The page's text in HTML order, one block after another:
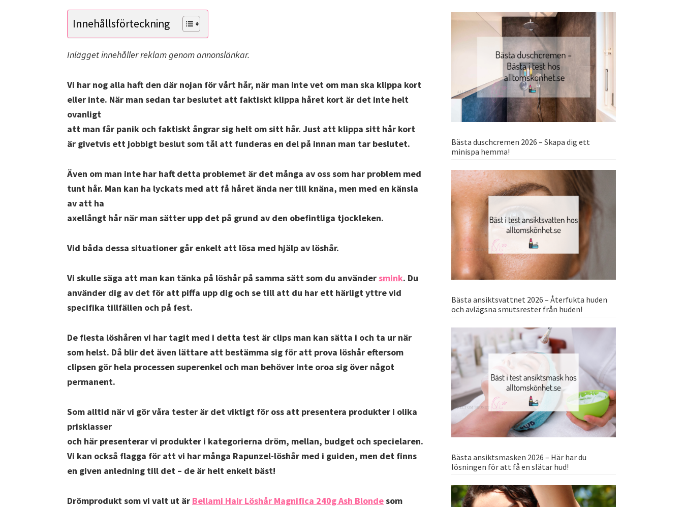
Innehållsförteckning
Inlägget innehåller reklam genom annonslänkar.
Vi har nog alla haft den där nojan för vårt hår, när man inte vet om man ska klippa kort
eller inte. När man sedan tar beslutet att faktiskt klippa håret kort är det inte helt
ovanligt
att man får panik och faktiskt ångrar sig helt om sitt hår. Just att klippa sitt hår kort
är givetvis ett jobbigt beslut som tål att funderas en del på innan man tar beslutet.
Även om man inte har haft detta problemet är det många av oss som har problem med
tunt hår. Man kan ha lyckats med att få håret ända ner till knäna, men med en känsla
av att ha
axellångt hår när man sätter upp det på grund av den obefintliga tjockleken.
Vid båda dessa situationer går enkelt att lösa med hjälp av löshår.
Vi skulle säga att man kan tänka på löshår på samma sätt som du användersmink. Du
använder dig av det för att piffa upp dig och se till att du har ett härligt yttre vid
specifika tillfällen och på fest.
De flesta löshåren vi har tagit med i detta test är clips man kan sätta i och ta ur när
som helst. Då blir det även lättare att bestämma sig för att prova löshår eftersom
clipsen gör hela processen superenkel och man behöver inte oroa sig över något
permanent.
Som alltid när vi gör våra tester är det viktigt för oss att presentera produkter i olika
prisklasser
och här presenterar vi produkter i kategorierna dröm, mellan, budget och specielaren.
Vi kan också flagga för att vi har många Rapunzel-löshår med i guiden, men det finns
en given anledning till det – de är helt enkelt bäst!
Drömprodukt som vi valt ut är Bellami Hair Löshår Magnifica 240g Ash Blondesom
Bästa duschcremen 2026 – Skapa dig ett
minispa hemma!
Bästa ansiktsvattnet 2026 – Återfukta huden
och avlägsna smutsrester från huden!
Bästa ansiktsmasken 2026 – Här har du
lösningen för att få en slätar hud!